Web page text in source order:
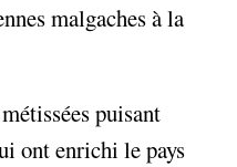
malgaches à la
puisant
ont enrichi le pays